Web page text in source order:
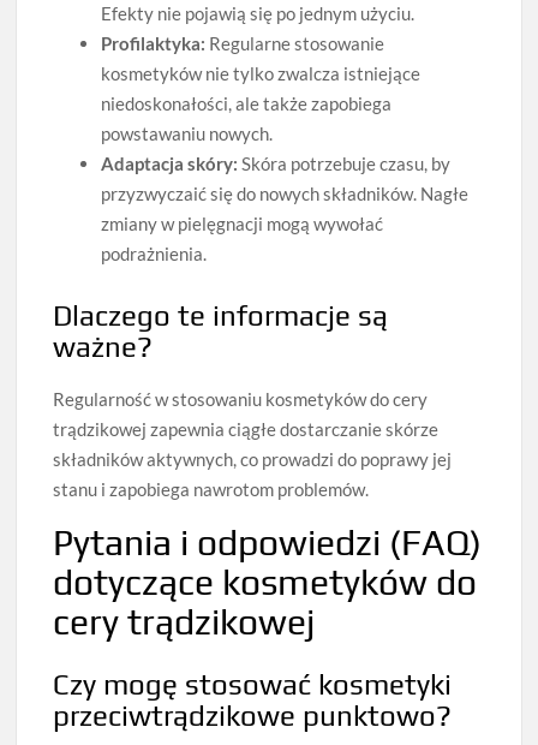
Efekty nie pojawią się po jednym użyciu.
Profilaktyka: Regularne stosowanie
kosmetyków nie tylko zwalcza istniejące
niedoskonałości, ale także zapobiega
powstawaniu nowych.
Adaptacja skóry: Skóra potrzebuje czasu, by
przyzwyczaić się do nowych składników. Nagłe
zmiany w pielęgnacji mogą wywołać
podrażnienia.
Dlaczego te informacje są
ważne?
Regularność w stosowaniu kosmetyków do cery
trądzikowej zapewnia ciągłe dostarczanie skórze
składników aktywnych, co prowadzi do poprawy jej
stanu i zapobiega nawrotom problemów.
Pytania i odpowiedzi (FAQ)
dotyczące kosmetyków do
cery trądzikowej
Czy mogę stosować kosmetyki
przeciwtrądzikowe punktowo?